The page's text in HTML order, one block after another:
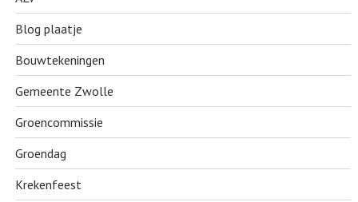
Blog plaatje
Bouwtekeningen
Gemeente Zwolle
Groencommissie
Groendag
Krekenfeest